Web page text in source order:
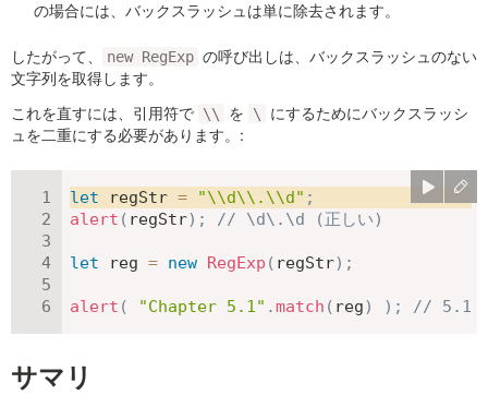
の場合には、バックスラッシュは単に除去されます。
したがって、 new RegExp の呼び出しは、バックスラッシュのない
文字列を取得します。
これを直すには、引用符で \\ を \
にするためにバックスラッシ
ュを二重にする必要があります。:
let regStr = "\\d\\.\\d" ;
alert ( regStr) ; // \d\.\d (正しい)
let reg = new RegExp ( regStr) ;
alert ( "Chapter 5.1" .match ( reg) ) ; // 5.1
サマリ